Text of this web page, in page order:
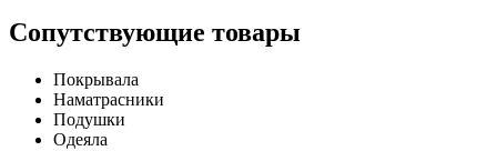
Сопутствующие товары
Покрывала
Наматрасники
Подушки
Одеяла